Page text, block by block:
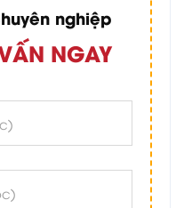
nghiệp
NGAY